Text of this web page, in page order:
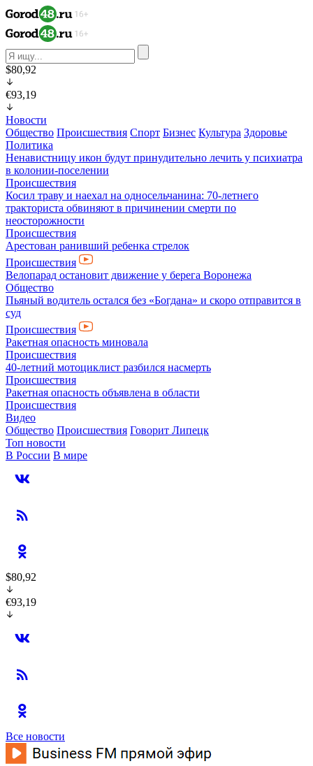
$80,92
€93,19
Новости
Общество Происшествия Спорт Бизнес Культура Здоровье
Политика
Ненавистницу икон будут принудительно лечить у психиатра
в колонии-поселении
Происшествия
Косил траву и наехал на односельчанина: 70-летнего
тракториста обвиняют в причинении смерти по
неосторожности
Происшествия
Арестован ранивший ребенка стрелок
Происшествия
Велопарад остановит движение у берега Воронежа
Общество
Пьяный водитель остался без «Богдана» и скоро отправится в
суд
Происшествия
Ракетная опасность миновала
Происшествия
40-летний мотоциклист разбился насмерть
Происшествия
Ракетная опасность объявлена в области
Происшествия
Видео
Общество Происшествия Говорит Липецк
Топ новости
В России В мире
$80,92
€93,19
Все новости